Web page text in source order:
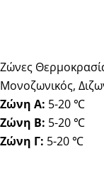
Ζώνες
Μονοζωνικός,
Ζώνη Α: 5-20 ℃
Ζώνη Β: 5-20 ℃
Ζώνη Γ: 5-20 ℃